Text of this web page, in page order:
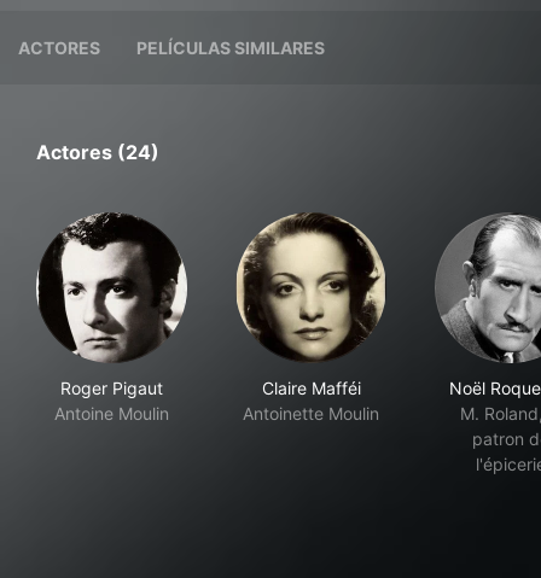
ACTORES PELÍCULAS SIMILARES
Actores (24)
Roger Pigaut
Antoine Moulin
Claire Mafféi
Antoinette Moulin
Noël
M.
patron